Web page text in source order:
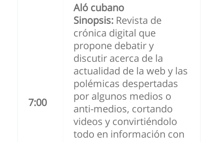
7:00
Aló cubano
Sinopsis: Revista de
crónica digital que
propone debatir y
discutir acerca de la
actualidad de la web y las
polémicas despertadas
por algunos medios o
anti-medios, cortando
videos y convirtiéndolo
todo en información con